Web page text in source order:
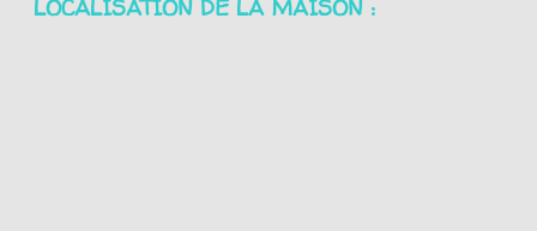
LOCALISATION DE LA MAISON :